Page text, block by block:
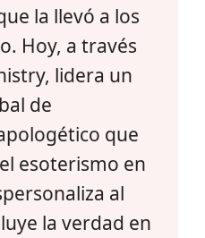
la llevó a los
Hoy, a través
lidera un
de
que
esoterismo en
al
la verdad en